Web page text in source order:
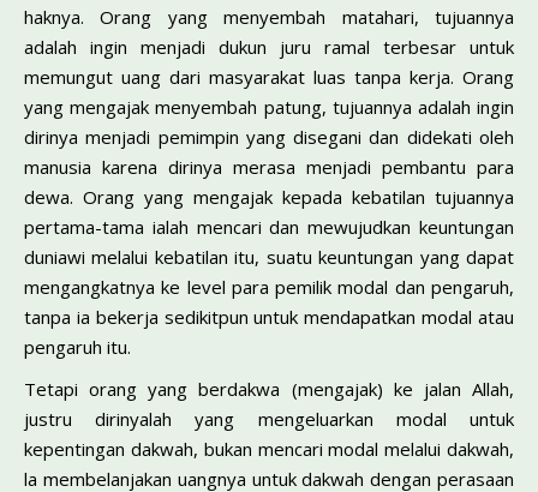
haknya. Orang yang menyembah matahari, tujuannya
adalah ingin menjadi dukun juru ramal terbesar untuk
memungut uang dari masyarakat luas tanpa kerja. Orang
yang mengajak menyembah patung, tujuannya adalah ingin
dirinya menjadi pemimpin yang disegani dan didekati oleh
manusia karena dirinya merasa menjadi pembantu para
dewa. Orang yang mengajak kepada kebatilan tujuannya
pertama-tama ialah mencari dan me­wujudkan keuntungan
duniawi melalui kebatilan itu, suatu keuntungan yang dapat
mengangkatnya ke level para pemilik modal dan pengaruh,
tanpa ia bekerja sedikitpun untuk mendapatkan modal atau
pengaruh itu.
Tetapi orang yang berdakwa (mengajak) ke jalan Allah,
justru dirinyalah yang mengeluarkan modal untuk
kepentingan dakwah, bukan mencari modal melalui dakwah,
la membelanjakan uangnya untuk dakwah dengan perasaan